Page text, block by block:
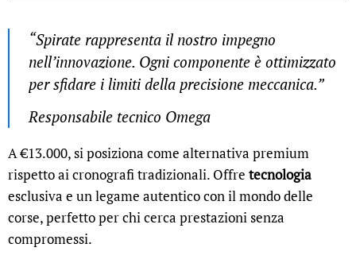
“Spirate rappresenta il nostro impegno
nell’innovazione. Ogni componente è ottimizzato
per sfidare i limiti della precisione meccanica.”
Responsabile tecnico Omega
A €13.000, si posiziona come alternativa premium
rispetto ai cronografi tradizionali. Offre tecnologia
esclusiva e un legame autentico con il mondo delle
corse, perfetto per chi cerca prestazioni senza
compromessi.